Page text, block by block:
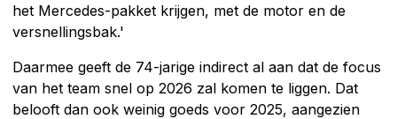
het Mercedes-pakket krijgen, met de motor en de
versnellingsbak.'
Daarmee geeft de 74-jarige indirect al aan dat de focus
van het team snel op 2026 zal komen te liggen. Dat
belooft dan ook weinig goeds voor 2025, aangezien